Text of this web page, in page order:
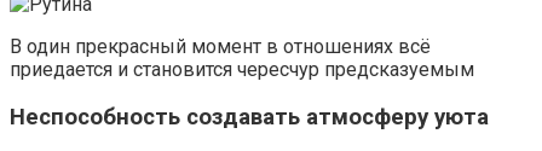
В один прекрасный момент в отношениях всё
приедается и становится чересчур предсказуемым
Неспособность создавать атмосферу уюта